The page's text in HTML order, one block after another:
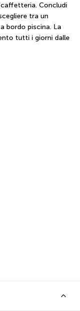
Concludi
tra un
bordo piscina. La
tutti i giorni dalle